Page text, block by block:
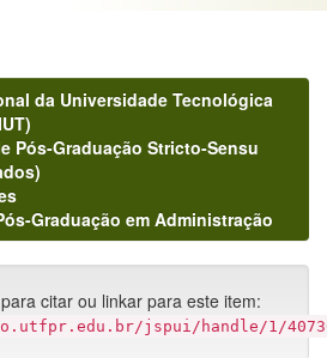
da Universidade Tecnológica
Pós-Graduação Stricto-Sensu
Graduação em Administração
citar ou linkar para este item:
jspui/handle/1/